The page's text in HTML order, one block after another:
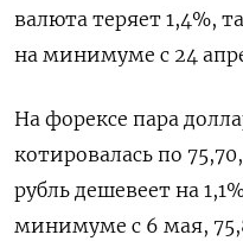
валюта теряет 1,4%,
на минимуме с 24
На ⁠форексе пара
котировалась по
рубль дешевеет на
‌минимуме с 6 мая,